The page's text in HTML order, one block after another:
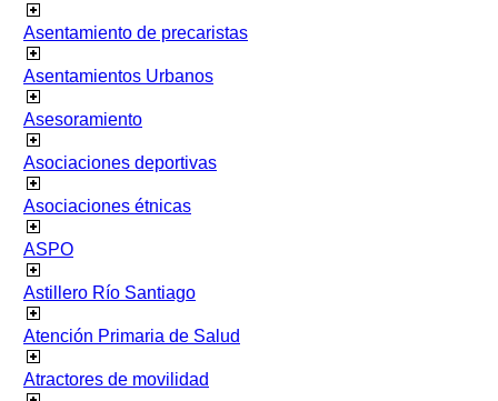
Asentamiento de precaristas
Asentamientos Urbanos
Asesoramiento
Asociaciones deportivas
Asociaciones étnicas
ASPO
Astillero Río Santiago
Atención Primaria de Salud
Atractores de movilidad